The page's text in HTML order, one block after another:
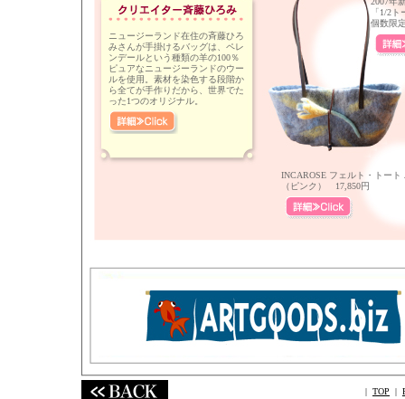
ニュージーランド在住の斉藤ひろ
みさんが手掛けるバッグは、ペレ
ンデールという種類の羊の100％
ピュアなニュージーランドのウー
ルを使用。素材を染色する段階か
ら全てが手作りだから、世界でた
った1つのオリジナル。
「1/2ト
個数限
INCAROSE フェルト・トート
（ピンク） 17,850円
| TOP |